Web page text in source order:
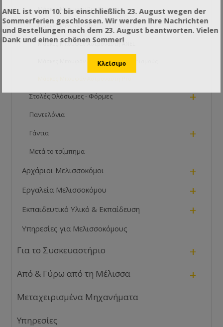
Μάσκες Μπουφάν Pro Supreme
Μάσκες Μπουφάν Pro
Μάσκες Μπουφάν Αστροναύτη ANEL
Μάσκες Μπουφάν Αστροναύτη με Αερισμούς
Στολές Ολόσωμες - Φόρμες +
Παντελόνια
Γάντια +
Μετά το τσίμπημα
Αρχάριοι Μελισσοκόμοι +
Εργαλεία Μελισσοκόμου +
Εκπαιδευτικό Υλικό & Εκπαίδευση +
Υπηρεσίες για Μελισσοκόμους
Για το Συσκευαστήριο +
Από & Γύρω από τη Μέλισσα +
Μεταχειρισμένα Μηχανήματα
Υπηρεσίες
ANEL ist vom 10. bis einschließlich 23. August wegen der
Sommerferien geschlossen. Wir werden Ihre Nachrichten
und Bestellungen nach dem 23. August beantworten. Vielen
Dank und einen schönen Sommer!